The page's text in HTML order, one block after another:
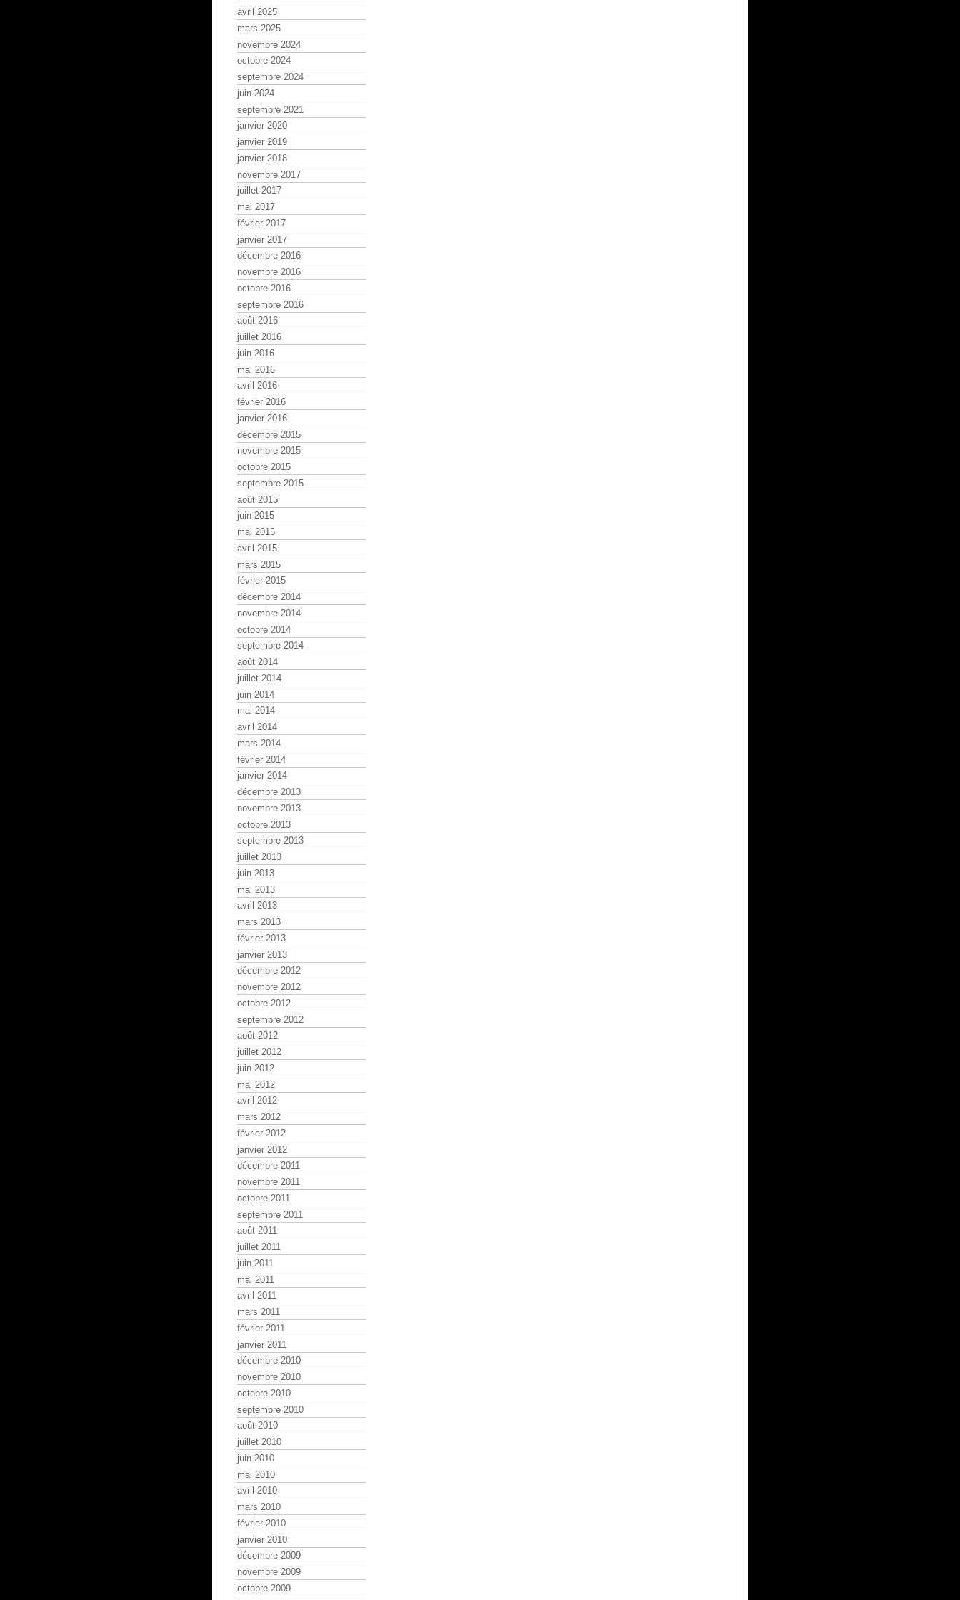
avril 2025
mars 2025
novembre 2024
octobre 2024
septembre 2024
juin 2024
septembre 2021
janvier 2020
janvier 2019
janvier 2018
novembre 2017
juillet 2017
mai 2017
février 2017
janvier 2017
décembre 2016
novembre 2016
octobre 2016
septembre 2016
août 2016
juillet 2016
juin 2016
mai 2016
avril 2016
février 2016
janvier 2016
décembre 2015
novembre 2015
octobre 2015
septembre 2015
août 2015
juin 2015
mai 2015
avril 2015
mars 2015
février 2015
décembre 2014
novembre 2014
octobre 2014
septembre 2014
août 2014
juillet 2014
juin 2014
mai 2014
avril 2014
mars 2014
février 2014
janvier 2014
décembre 2013
novembre 2013
octobre 2013
septembre 2013
juillet 2013
juin 2013
mai 2013
avril 2013
mars 2013
février 2013
janvier 2013
décembre 2012
novembre 2012
octobre 2012
septembre 2012
août 2012
juillet 2012
juin 2012
mai 2012
avril 2012
mars 2012
février 2012
janvier 2012
décembre 2011
novembre 2011
octobre 2011
septembre 2011
août 2011
juillet 2011
juin 2011
mai 2011
avril 2011
mars 2011
février 2011
janvier 2011
décembre 2010
novembre 2010
octobre 2010
septembre 2010
août 2010
juillet 2010
juin 2010
mai 2010
avril 2010
mars 2010
février 2010
janvier 2010
décembre 2009
novembre 2009
octobre 2009